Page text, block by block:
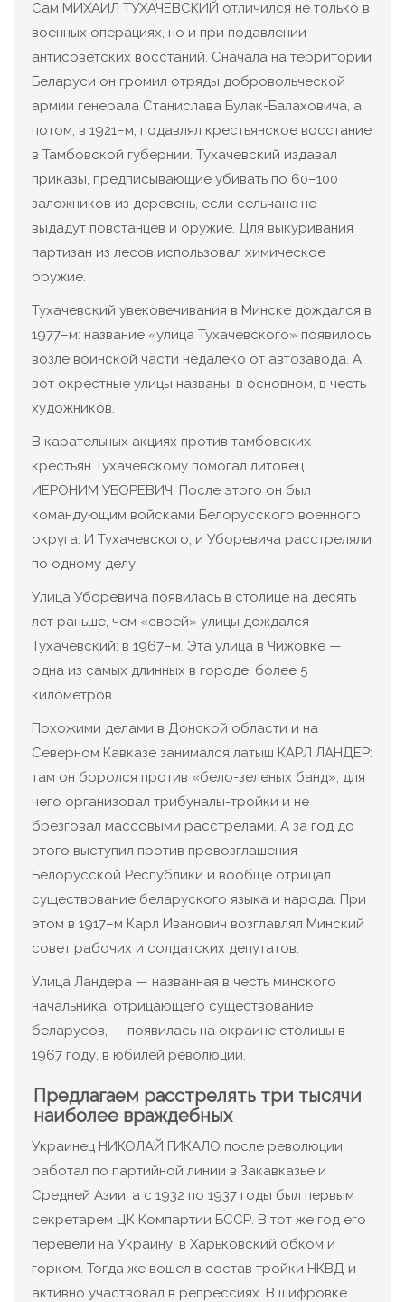
Сам МИХАИЛ ТУХАЧЕВСКИЙ отличился не только в
военных операциях, но и при подавлении
антисоветских восстаний. Сначала на территории
Беларуси он громил отряды добровольческой
армии генерала Станислава Булак-Балаховича, а
потом, в 1921–м, подавлял крестьянское восстание
в Тамбовской губернии. Тухачевский издавал
приказы, предписывающие убивать по 60–100
заложников из деревень, если сельчане не
выдадут повстанцев и оружие. Для выкуривания
партизан из лесов использовал химическое
оружие.
Тухачевский увековечивания в Минске дождался в
1977–м: название «улица Тухачевского» появилось
возле воинской части недалеко от автозавода. А
вот окрестные улицы названы, в основном, в честь
художников.
В карательных акциях против тамбовских
крестьян Тухачевскому помогал литовец
ИЕРОНИМ УБОРЕВИЧ. После этого он был
командующим войсками Белорусского военного
округа. И Тухачевского, и Уборевича расстреляли
по одному делу.
Улица Уборевича появилась в столице на десять
лет раньше, чем «своей» улицы дождался
Тухачевский: в 1967–м. Эта улица в Чижовке —
одна из самых длинных в городе: более 5
километров.
Похожими делами в Донской области и на
Северном Кавказе занимался латыш КАРЛ ЛАНДЕР:
там он боролся против «бело-зеленых банд», для
чего организовал трибуналы-тройки и не
брезговал массовыми расстрелами. А за год до
этого выступил против провозглашения
Белорусской Республики и вообще отрицал
существование беларуского языка и народа. При
этом в 1917–м Карл Иванович возглавлял Минский
совет рабочих и солдатских депутатов.
Улица Ландера — названная в честь минского
начальника, отрицающего существование
беларусов, — появилась на окраине столицы в
1967 году, в юбилей революции.
Предлагаем расстрелять три тысячи
наиболее враждебных
Украинец НИКОЛАЙ ГИКАЛО после революции
работал по партийной линии в Закавказье и
Средней Азии, а с 1932 по 1937 годы был первым
секретарем ЦК Компартии БССР. В тот же год его
перевели на Украину, в Харьковский обком и
горком. Тогда же вошел в состав тройки НКВД и
активно участвовал в репрессиях. В шифровке